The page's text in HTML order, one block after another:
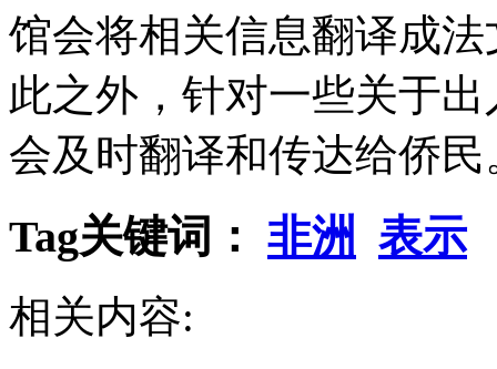
馆会将相关信息翻译成
此之外，针对一些关于
会及时翻译和传达给侨民
Tag关键词： 非洲 表示
相关内容: